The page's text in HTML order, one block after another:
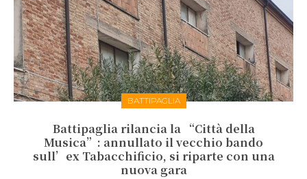
BATTIPAGLIA
Battipaglia rilancia la “Città della
Musica”: annullato il vecchio bando
sull’ex Tabacchificio, si riparte con una
nuova gara